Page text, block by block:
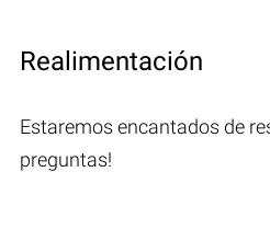
Realimentación
Estaremos encantados de
preguntas!